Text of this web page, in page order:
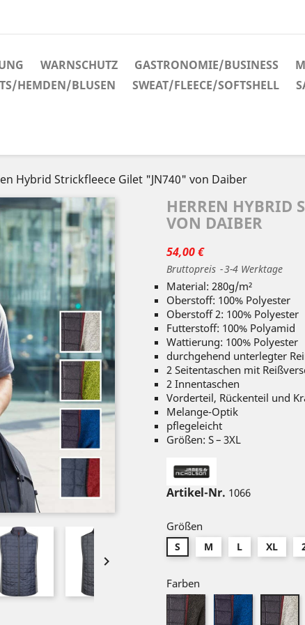
WARNSCHUTZ GASTRONOMIE/BUSINESS
HEMDEN/BLUSEN
SWEAT/FLEECE/SOFTSHELL
Hybrid Strickfleece Gilet "JN740" von Daiber

HERREN HYBRID
VON DAIBER
54,00 €
Bruttopreis 3-4 Werktage
Material: 280g/m²
Oberstoff: 100% Polyester
Oberstoff 2: 100% Polyester
Futterstoff: 100% Polyamid
Wattierung: 100% Polyester
durchgehend unterlegter
2 Seitentaschen mit
2 Innentaschen
Vorderteil, Rückenteil und
Melange-Optik
pflegeleicht
Größen: S – 3XL
Artikel-Nr. 1066
Größen
S M L XL
Farben
grey
melange/anthracite
royal
melange/